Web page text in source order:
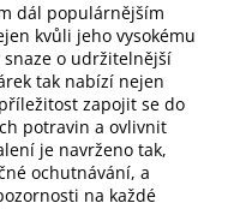
dál populárnějším
kvůli jeho vysokému
o udržitelnější
tak nabízí nejen
zapojit se do
potravin a ovlivnit
je navrženo tak,
ochutnávání, a
na každé